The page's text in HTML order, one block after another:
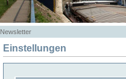
Newsletter
Einstellungen